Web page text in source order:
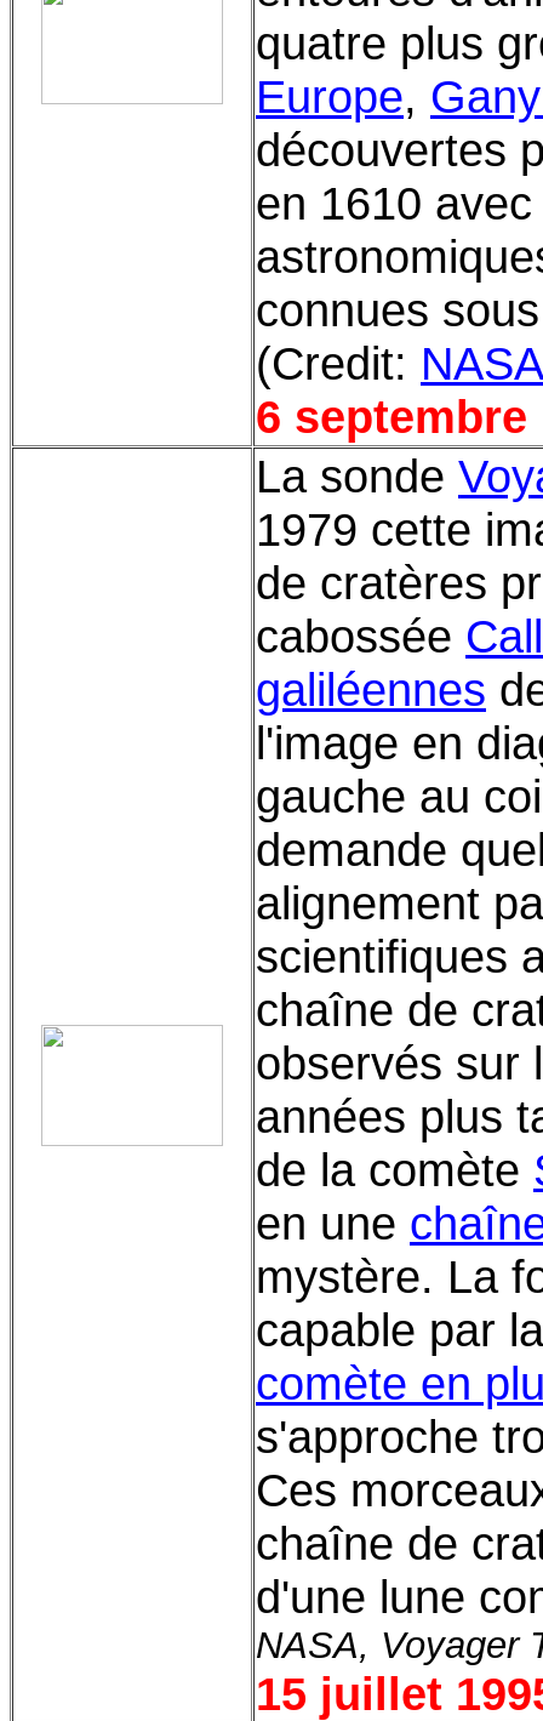
quatre plus
Europe,
découvertes
en 1610
connues
(Credit: NASA
6 septembre
La sonde
1979 cette
de cratères
cabossée
galiléennes
l'image en
gauche au
demande
alignement
scientifiques
chaîne de
observés
années plus
de la comète
en une
mystère. La
capable par
comète en
s'approche
Ces
chaîne de
d'une lune
NASA, Voyager
15 juillet